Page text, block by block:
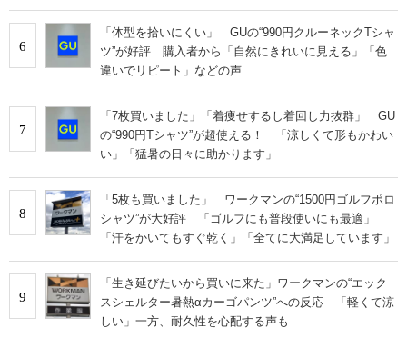
6
「体型を拾いにくい」 GUの“990円クルーネックTシャ
ツ”が好評 購入者から「自然にきれいに見える」「色
違いでリピート」などの声
7
「7枚買いました」「着痩せするし着回し力抜群」 GU
の“990円Tシャツ”が超使える！ 「涼しくて形もかわい
い」「猛暑の日々に助かります」
8
「5枚も買いました」 ワークマンの“1500円ゴルフポロ
シャツ”が大好評 「ゴルフにも普段使いにも最適」
「汗をかいてもすぐ乾く」「全てに大満足しています」
9
「生き延びたいから買いに来た」ワークマンの“エック
スシェルター暑熱αカーゴパンツ”への反応 「軽くて涼
しい」一方、耐久性を心配する声も